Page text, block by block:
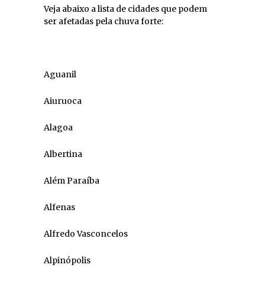
Veja abaixo a lista de cidades que podem
ser afetadas pela chuva forte:
Aguanil
Aiuruoca
Alagoa
Albertina
Além Paraíba
Alfenas
Alfredo Vasconcelos
Alpinópolis